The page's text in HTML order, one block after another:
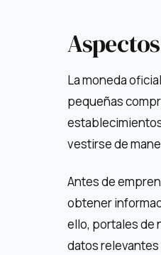
La moneda
pequeñas
vestirse de
Antes de
obtener
ello, portales de
datos